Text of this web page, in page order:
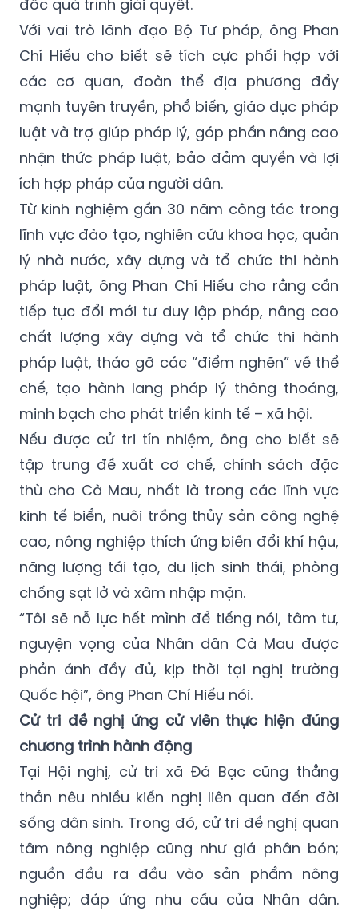
đốc quá trình giải quyết.
Với vai trò lãnh đạo Bộ Tư pháp, ông Phan
Chí Hiếu cho biết sẽ tích cực phối hợp với
các cơ quan, đoàn thể địa phương đẩy
mạnh tuyên truyền, phổ biến, giáo dục pháp
luật và trợ giúp pháp lý, góp phần nâng cao
nhận thức pháp luật, bảo đảm quyền và lợi
ích hợp pháp của người dân.
Từ kinh nghiệm gần 30 năm công tác trong
lĩnh vực đào tạo, nghiên cứu khoa học, quản
lý nhà nước, xây dựng và tổ chức thi hành
pháp luật, ông Phan Chí Hiếu cho rằng cần
tiếp tục đổi mới tư duy lập pháp, nâng cao
chất lượng xây dựng và tổ chức thi hành
pháp luật, tháo gỡ các “điểm nghẽn” về thể
chế, tạo hành lang pháp lý thông thoáng,
minh bạch cho phát triển kinh tế – xã hội.
Nếu được cử tri tín nhiệm, ông cho biết sẽ
tập trung đề xuất cơ chế, chính sách đặc
thù cho Cà Mau, nhất là trong các lĩnh vực
kinh tế biển, nuôi trồng thủy sản công nghệ
cao, nông nghiệp thích ứng biến đổi khí hậu,
năng lượng tái tạo, du lịch sinh thái, phòng
chống sạt lở và xâm nhập mặn.
“Tôi sẽ nỗ lực hết mình để tiếng nói, tâm tư,
nguyện vọng của Nhân dân Cà Mau được
phản ánh đầy đủ, kịp thời tại nghị trường
Quốc hội”, ông Phan Chí Hiếu nói.
Cử tri đề nghị ứng cử viên thực hiện đúng
chương trình hành động
Tại Hội nghị, cử tri xã Đá Bạc cũng thẳng
thắn nêu nhiều kiến nghị liên quan đến đời
sống dân sinh. Trong đó, cử tri đề nghị quan
tâm nông nghiệp cũng như giá phân bón;
nguồn đầu ra đầu vào sản phẩm nông
nghiệp; đáp ứng nhu cầu của Nhân dân.